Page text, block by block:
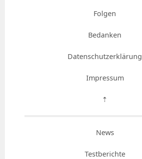
Folgen
Bedanken
Datenschutzerklärung
Impressum
⇡
News
Testberichte